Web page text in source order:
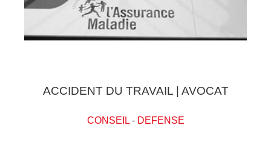
ACCIDENT DU TRAVAIL | AVOCAT
CONSEIL- DEFENSE